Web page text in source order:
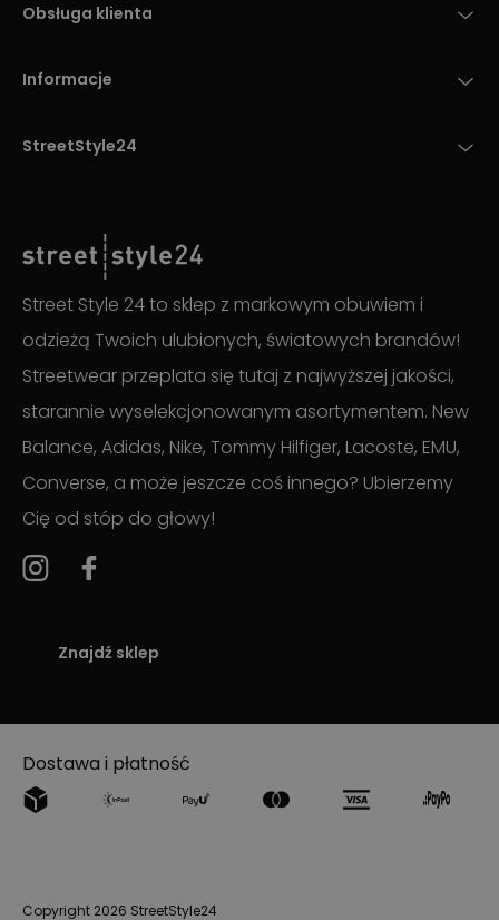
Obsługa klienta
Informacje
StreetStyle24
Street Style 24 to sklep z markowym obuwiem i
odzieżą Twoich ulubionych, światowych brandów!
Streetwear przeplata się tutaj z najwyższej jakości,
starannie wyselekcjonowanym asortymentem. New
Balance, Adidas, Nike, Tommy Hilfiger, Lacoste, EMU,
Converse, a może jeszcze coś innego? Ubierzemy
Cię od stóp do głowy!
Znajdź sklep
Dostawa i płatność
Copyright 2026 StreetStyle24